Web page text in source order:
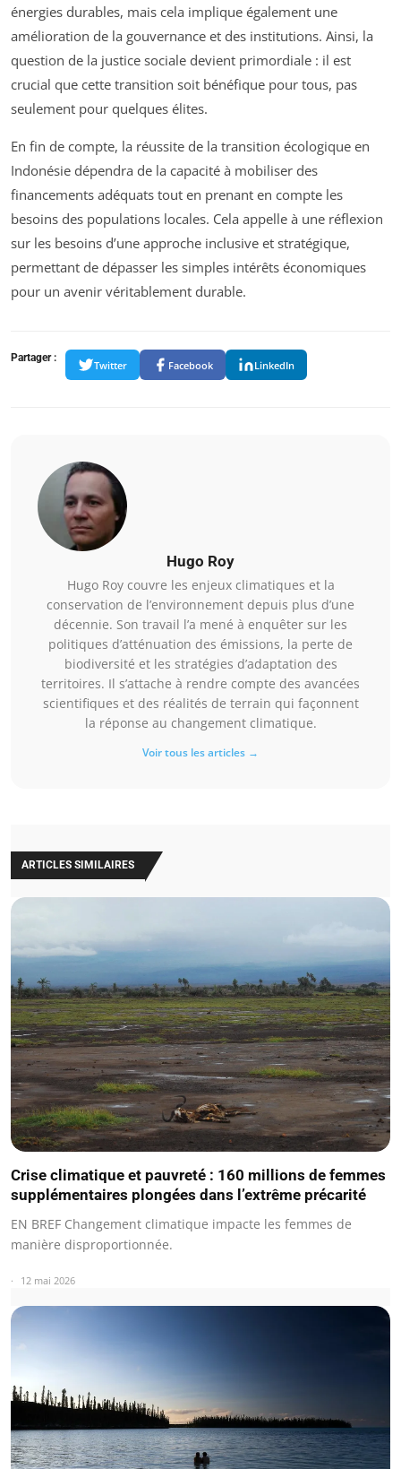
énergies durables, mais cela implique également une
amélioration de la gouvernance et des institutions. Ainsi, la
question de la justice sociale devient primordiale : il est
crucial que cette transition soit bénéfique pour tous, pas
seulement pour quelques élites.
En fin de compte, la réussite de la transition écologique en
Indonésie dépendra de la capacité à mobiliser des
financements adéquats tout en prenant en compte les
besoins des populations locales. Cela appelle à une réflexion
sur les besoins d’une approche inclusive et stratégique,
permettant de dépasser les simples intérêts économiques
pour un avenir véritablement durable.
Partager :
Twitter Facebook LinkedIn
Hugo Roy
Hugo Roy couvre les enjeux climatiques et la
conservation de l’environnement depuis plus d’une
décennie. Son travail l’a mené à enquêter sur les
politiques d’atténuation des émissions, la perte de
biodiversité et les stratégies d’adaptation des
territoires. Il s’attache à rendre compte des avancées
scientifiques et des réalités de terrain qui façonnent
la réponse au changement climatique.
Voir tous les articles →
ARTICLES SIMILAIRES
Crise climatique et pauvreté : 160 millions de femmes
supplémentaires plongées dans l’extrême précarité
EN BREF Changement climatique impacte les femmes de
manière disproportionnée.
12 mai 2026